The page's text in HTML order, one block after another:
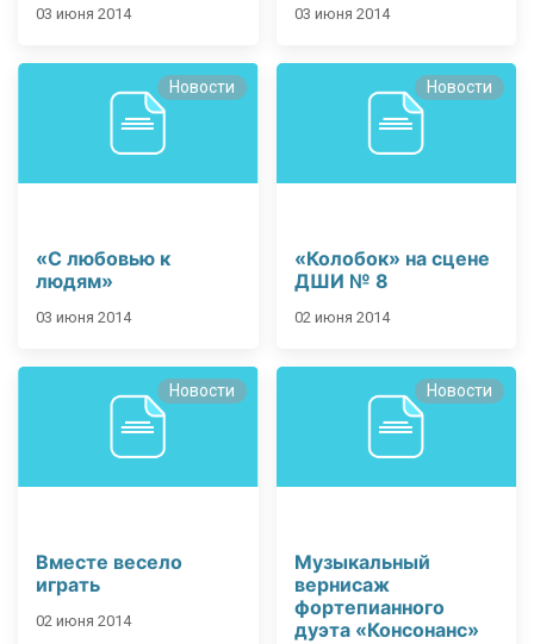
03 июня 2014 03 июня 2014
Новости
«С любовью к
людям»
03 июня 2014
Новости
«Колобок» на сцене
ДШИ № 8
02 июня 2014
Новости
Вместе весело
играть
02 июня 2014
Новости
Музыкальный
вернисаж
фортепианного
дуэта «Консонанс»